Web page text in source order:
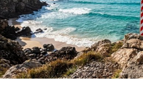
pad potražnje,
nepovoljne kursne razlike,
odluku ključnog kupca da
Najveći povjerioci, među kojima su
investicioni fondoviRBC BlueBay,
više ne vjeruju da je moguće spasiti